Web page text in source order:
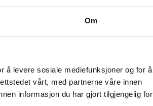
Om
å levere sosiale mediefunksjoner og for å
vårt, med partnerne våre innen
informasjon du har gjort tilgjengelig for
opp og forebygge feil i elektrisk